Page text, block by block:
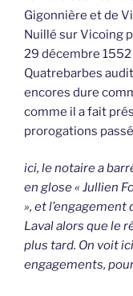
Gigonnière et de
Nuillé sur Vicoing
29 décembre
Quatrebarbes
encores dure
comme il a fait
prorogations
ici, le notaire a
en glose « Jullien
», et
Laval alors que le
plus tard. On voit
engagements,